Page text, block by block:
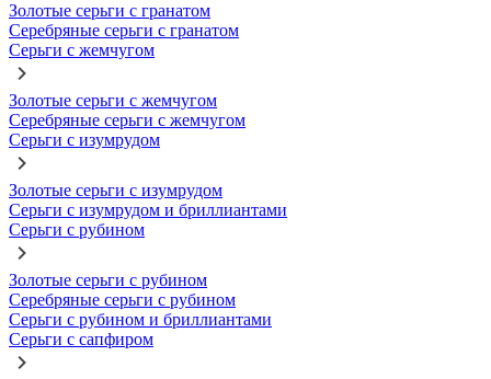
Золотые серьги с гранатом
Серебряные серьги с гранатом
Серьги с жемчугом
Золотые серьги с жемчугом
Серебряные серьги с жемчугом
Серьги с изумрудом
Золотые серьги с изумрудом
Серьги с изумрудом и бриллиантами
Серьги с рубином
Золотые серьги с рубином
Серебряные серьги с рубином
Серьги с рубином и бриллиантами
Серьги с сапфиром